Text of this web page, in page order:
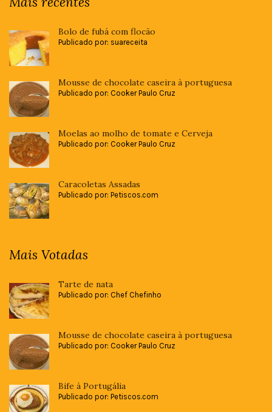
Bolo de fubá com flocão
Publicado por: suareceita
Mousse de chocolate caseira à portuguesa
Publicado por: Cooker Paulo Cruz
Moelas ao molho de tomate e Cerveja
Publicado por: Cooker Paulo Cruz
Caracoletas Assadas
Publicado por: Petiscos.com
Mais Votadas
Tarte de nata
Publicado por: Chef Chefinho
Mousse de chocolate caseira à portuguesa
Publicado por: Cooker Paulo Cruz
Bife à Portugália
Publicado por: Petiscos.com